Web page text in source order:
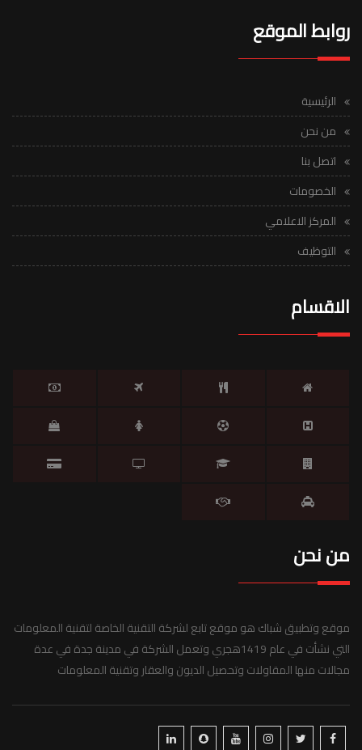
روابط الموقع
الرئيسية
من نحن
اتصل بنا
الخصومات
المركز الاعلامي
التوظيف
الاقسام
من نحن
موقع وتطبيق شباك هو موقع تابع لشركة التقنية الخاصة لتقنية المعلومات
التي نشأت في عام 1419هجري وتعمل الشركة في مدينة جدة في عدة
مجالات منها المقاولات وتحصيل الديون والعقار وتقنية المعلومات